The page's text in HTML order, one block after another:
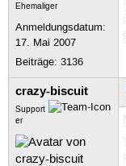
Ehemaliger
Anmeldungsdatum:
17. Mai 2007
Beiträge:3136
crazy-biscuit
Support
er